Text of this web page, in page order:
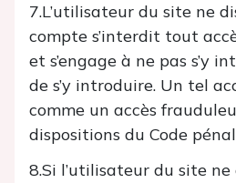
7.L’utilisateur du site ne
compte s’interdit tout
et s’engage à ne pas s’y
de s’y introduire. Un tel
comme un accès
dispositions du Code
8.Si l’utilisateur du site